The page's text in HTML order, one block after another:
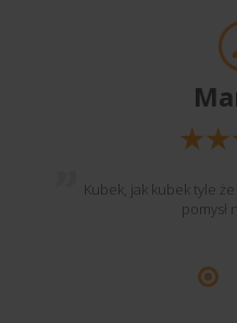
Kubek, jak kubek tyle
pomysł